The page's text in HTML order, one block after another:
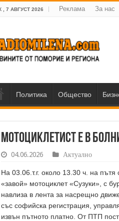
, 7 АВГУСТ 2026 Реклама За нас
Политика Общество
Мотоциклетист е в
04.06.2026 Актуално
На 03.06.т.г. около 13.30 ч. на
«завой» мотоциклет «Сузуки», с
навлиза в лента за насрещно
със софийска регистрация,
извън пътното платно. От ПТП